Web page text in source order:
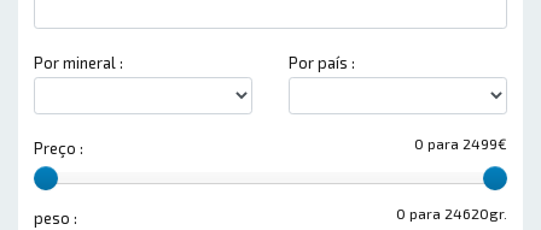
Por mineral : Por país :
0 para 2499€
Preço :
0 para 24620gr.
peso :